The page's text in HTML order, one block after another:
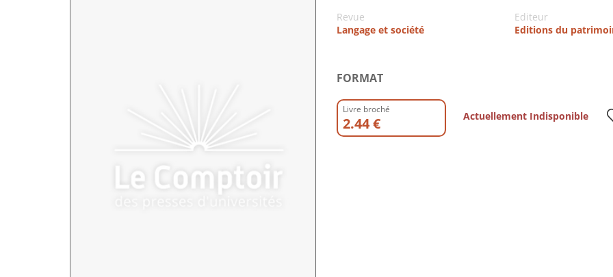
Revue
Langage et société
Editeur
Editions du
FORMAT
Livre broché
2.44 € Actuellement Indisponible